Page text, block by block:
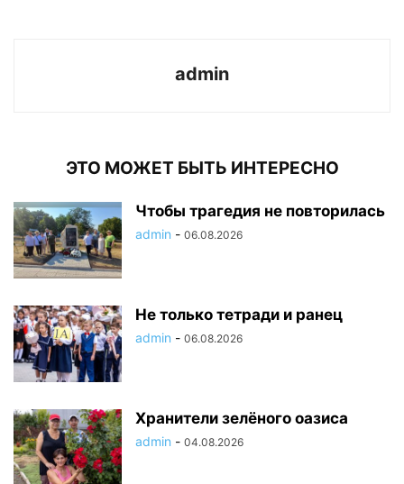
admin
ЭТО МОЖЕТ БЫТЬ ИНТЕРЕСНО
Чтобы трагедия не повторилась
admin - 06.08.2026
Не только тетради и ранец
admin - 06.08.2026
Хранители зелёного оазиса
admin - 04.08.2026